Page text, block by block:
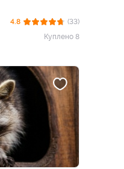
4.8
(33)
Куплено 8